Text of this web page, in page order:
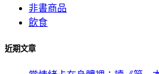
非書商品
飲食
近期文章